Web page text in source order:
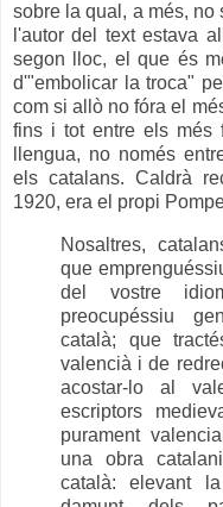
sobre la qual, a més, no
l'autor del text estava
segon lloc, el que és
d'"embolicar la troca"
com si allò no fóra el
fins i tot entre els més
llengua, no només
els catalans. Caldrà
1920, era el propi
Nosaltres,
que
del vostre
preocupéssiu
català; que
valencià i de
acostar-lo al
escriptors
purament
una obra
català: elevant